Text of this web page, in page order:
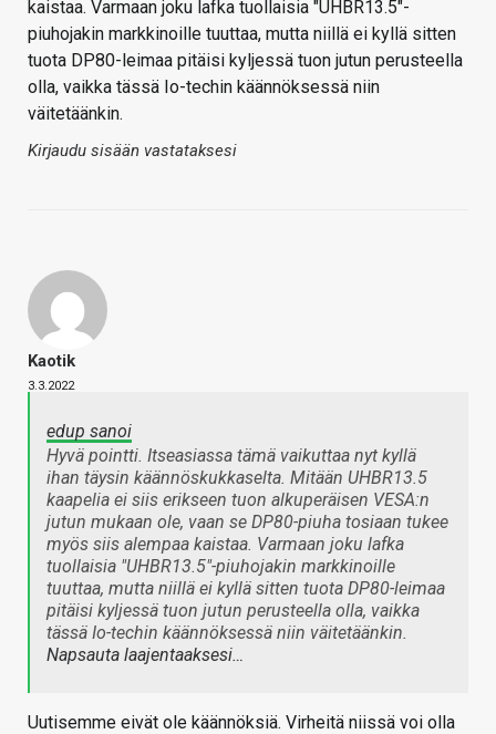
kaistaa. Varmaan joku lafka tuollaisia "UHBR13.5"-
piuhojakin markkinoille tuuttaa, mutta niillä ei kyllä sitten
tuota DP80-leimaa pitäisi kyljessä tuon jutun perusteella
olla, vaikka tässä Io-techin käännöksessä niin
väitetäänkin.
Kirjaudu sisään vastataksesi
Kaotik
3.3.2022
edup sanoi
Hyvä pointti. Itseasiassa tämä vaikuttaa nyt kyllä
ihan täysin käännöskukkaselta. Mitään UHBR13.5
kaapelia ei siis erikseen tuon alkuperäisen VESA:n
jutun mukaan ole, vaan se DP80-piuha tosiaan tukee
myös siis alempaa kaistaa. Varmaan joku lafka
tuollaisia "UHBR13.5"-piuhojakin markkinoille
tuuttaa, mutta niillä ei kyllä sitten tuota DP80-leimaa
pitäisi kyljessä tuon jutun perusteella olla, vaikka
tässä Io-techin käännöksessä niin väitetäänkin.
Napsauta laajentaaksesi…
Uutisemme eivät ole käännöksiä. Virheitä niissä voi olla